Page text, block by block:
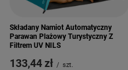
Składany Namiot Automatyczny
Parawan Plażowy Turystyczny Z
Filtrem UV NILS
133,44 zł / szt.